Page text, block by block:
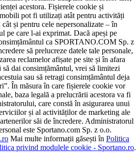
acestora. Fișierele cookie și
pot fi utilizați atât pentru activități
și pentru cele nepersonalizate – în
pe care l-ai exprimat. Dacă apeși pe
ca SPORTANO.COM Sp. z
să prelucreze datele tale personale,
reclamelor afișate pe site și în afara
să dai consimțământul, vrei să limitezi
sau să retragi consimțământul deja
În măsura în care fișierele cookie vor
baza legală a prelucrării acestora va fi
care constă în asigurarea unui
și al activităților de marketing ale
săi de încredere. Administratorul
este Sportano.com Sp. z o.o.
Mai multe informații găsești în Politica
privind modulele cookie - Sportano.ro.